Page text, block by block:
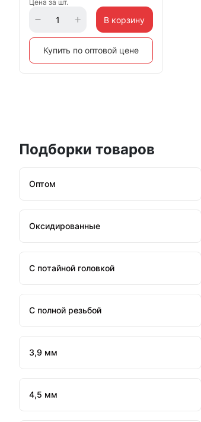
Цена за шт.
В корзину
Купить по оптовой цене
Подборки товаров
Оптом
Оксидированные
С потайной головкой
С полной резьбой
3,9 мм
4,5 мм